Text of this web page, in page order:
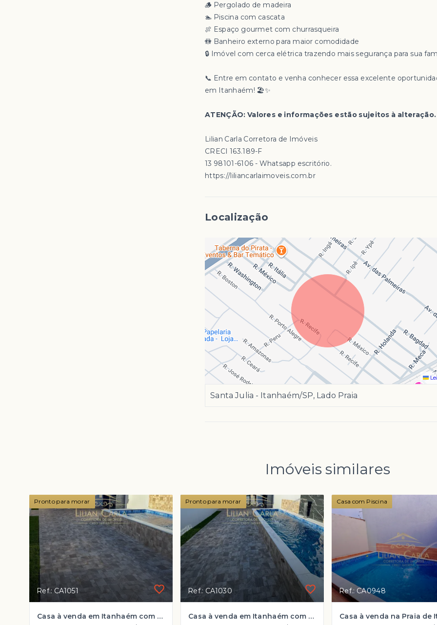
🪵 Pergolado de madeira
🏊 Piscina com cascata
🍖 Espaço gourmet com churrasqueira
🚻 Banheiro externo para maior comodidade
🔒 Imóvel com cerca elétrica trazendo mais segurança para sua
📞 Entre em contato e venha conhecer essa excelente
em Itanhaém! 🏖️✨
ATENÇÃO: Valores e informações estão sujeitos à alteração.
Lilian Carla Corretora de Imóveis
CRECI 163.189-F
13 98101-6106 - Whatsapp escritório.
https://liliancarlaimoveis.com.br
Localização
Santa Julia - Itanhaém/SP, Lado Praia
Imóveis similares
Pronto para morar
Ref.: CA1051
Casa à venda em Itanhaém com 2 dorm, 1 suíte e PISCINA por R$ 394.900 mil!
Pronto para morar
Ref.: CA1030
Casa à venda em Itanhaém com 2 dorm, 1 suíte e PISCINA por R$ 394.900 mil!
Casa com Piscina
Ref.: CA0948